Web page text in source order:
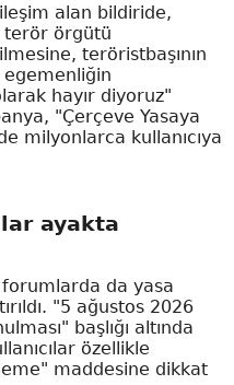
alan bildiride,
terör örgütü
teröristbaşının
egemenliğin
hayır diyoruz"
"Çerçeve Yasaya
milyonlarca kullanıcıya
ayakta
da yasa
"5 ağustos 2026
başlığı altında
özellikle
maddesine dikkat